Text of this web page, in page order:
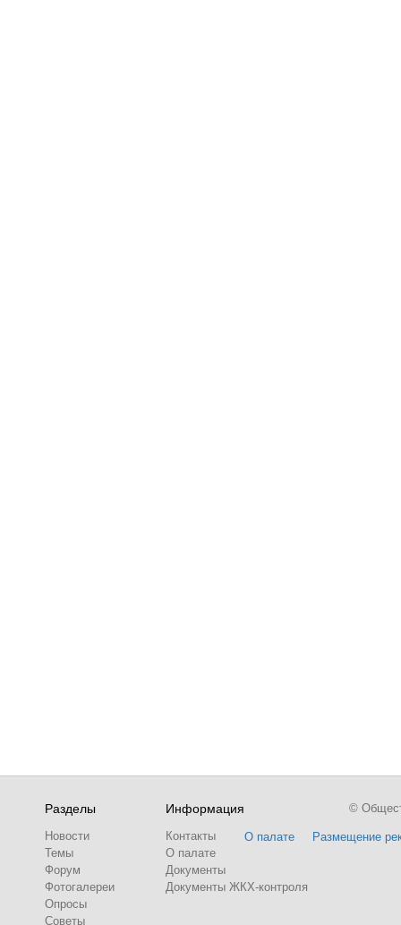
Разделы
Новости
Темы
Форум
Фотогалереи
Опросы
Советы
Информация
Контакты
О палате
Документы
Документы ЖКХ-контроля
О палате Размещение
©